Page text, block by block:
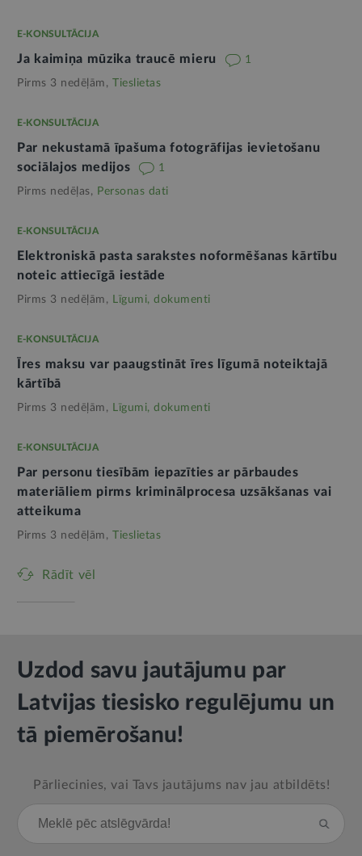
E-KONSULTĀCIJA
Ja kaimiņa mūzika traucē mieru 1
Pirms 3 nedēļām, Tieslietas
E-KONSULTĀCIJA
Par nekustamā īpašuma fotogrāfijas ievietošanu
sociālajos medijos
1
Pirms nedēļas, Personas dati
E-KONSULTĀCIJA
Elektroniskā pasta sarakstes noformēšanas kārtību
noteic attiecīgā iestāde
Pirms 3 nedēļām, Līgumi, dokumenti
E-KONSULTĀCIJA
Īres maksu var paaugstināt īres līgumā noteiktajā
kārtībā
Pirms 3 nedēļām, Līgumi, dokumenti
E-KONSULTĀCIJA
Par personu tiesībām iepazīties ar pārbaudes
materiāliem pirms kriminālprocesa uzsākšanas vai
atteikuma
Pirms 3 nedēļām, Tieslietas
Rādīt vēl
Uzdod savu jautājumu par
Latvijas tiesisko regulējumu un
tā piemērošanu!
Pārliecinies, vai Tavs jautājums nav jau atbildēts!